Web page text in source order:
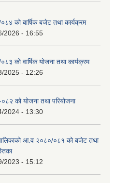
को बार्षिक बजेट तथा कार्यक्रम
2026 - 16:55
को वार्षिक योजना तथा कार्यक्रम
2025 - 12:26
को योजना तथा परियोजना
2024 - 13:30
आ.व २०८०/०८१ को बजेट तथा
2023 - 15:12